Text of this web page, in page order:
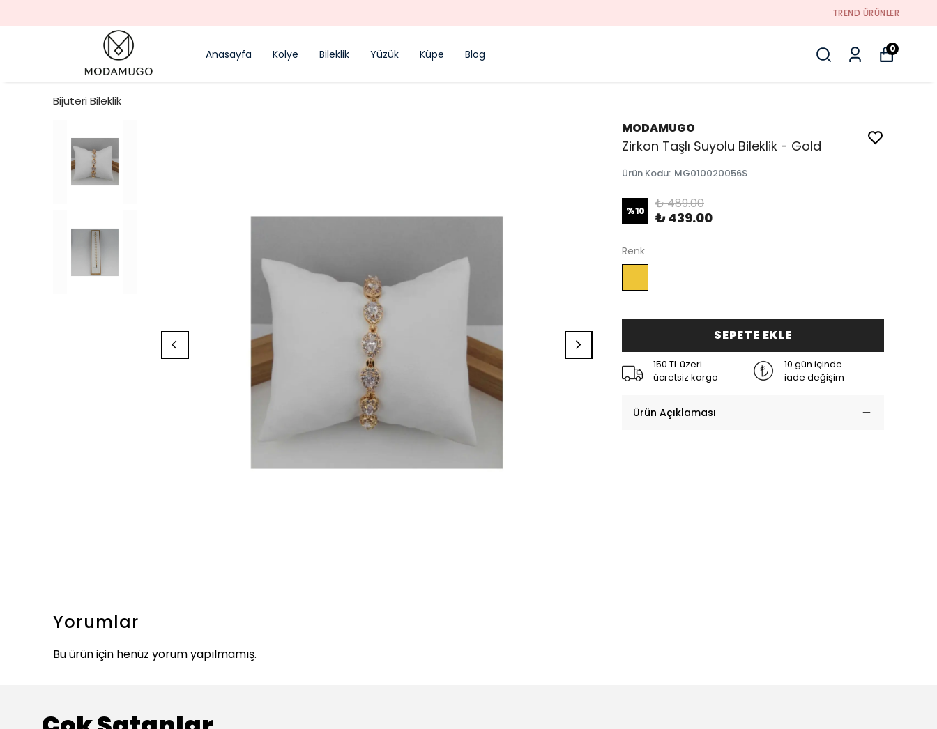
Anasayfa Kolye Bileklik Yüzük Küpe Blog 0
Bijuteri Bileklik
MODAMUGO
Zirkon Taşlı Suyolu Bileklik - Gold
Ürün Kodu: MG010020056S
%10 ₺ 489.00
₺ 439.00
Renk
SEPETE EKLE
150 TL üzeri
ücretsiz kargo
10 gün içinde
iade değişim
Ürün Açıklaması
Yorumlar
Bu ürün için henüz yorum yapılmamış.